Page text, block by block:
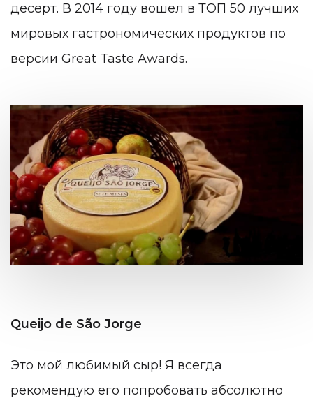
десерт. В 2014 году вошел в ТОП 50 лучших
мировых гастрономических продуктов по
версии Great Taste Awards.
Queijo de São Jorge
Это мой любимый сыр! Я всегда
рекомендую его попробовать абсолютно